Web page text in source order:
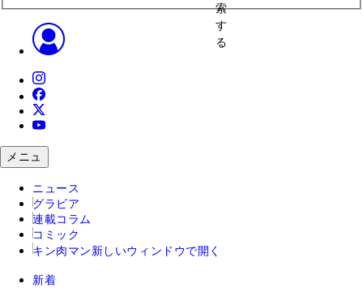
索
す
る
メニュ
ニュース
グラビア
連載コラム
コミック
キン肉マン 新しいウィンドウで開く
新着